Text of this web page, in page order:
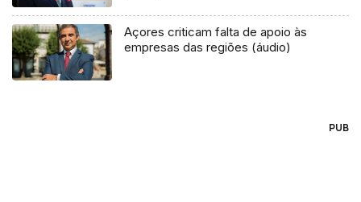
Açores criticam falta de apoio às
empresas das regiões (áudio)
PUB